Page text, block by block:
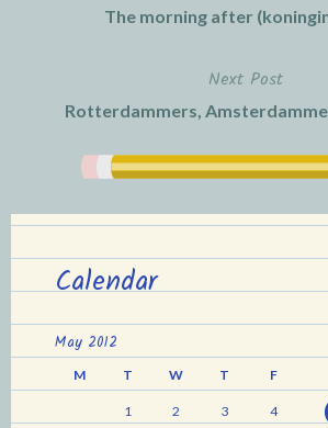
The morning after
Next Post
Rotterdammers,
Calendar
May 2012
M T W T F
1 2 3 4